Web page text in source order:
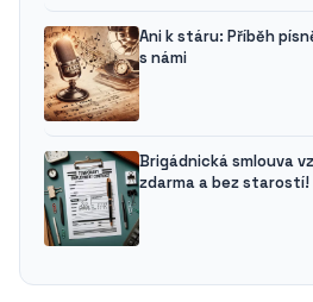
Ani k stáru: Příběh
s námi
Brigádnická smlouva
zdarma a bez starostí!